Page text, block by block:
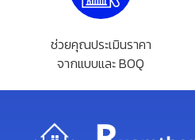
ช่วยคุณประเมินราคา
จากแบบและ BOQ